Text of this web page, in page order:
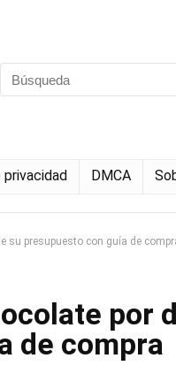
DMCA
su presupuesto con guía de
por
de compra